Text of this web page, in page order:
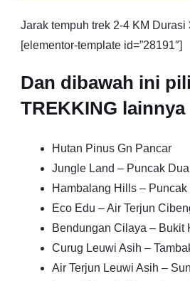
Jarak tempuh trek 2-4 KM Durasi
[elementor-template id=”28191″]
Dan dibawah ini
TREKKING lainnya
Hutan Pinus Gn Pancar
Jungle Land – Puncak Dua
Hambalang Hills – Puncak
Eco Edu – Air Terjun
Bendungan Cilaya – Bukit
Curug Leuwi Asih –
Air Terjun Leuwi Asih –